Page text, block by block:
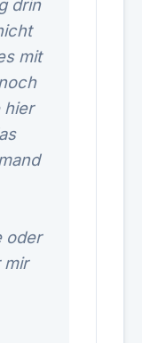
drin
mit
hier
oder
mir